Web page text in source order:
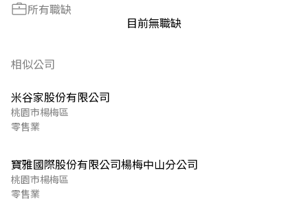
所有職缺
目前無職缺
相似公司
米谷家股份有限公司
桃園市楊梅區
零售業
寶雅國際股份有限公司楊梅中山分公司
桃園市楊梅區
零售業